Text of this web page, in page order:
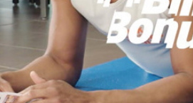
Albert Heijn | Buik Billen Bonus